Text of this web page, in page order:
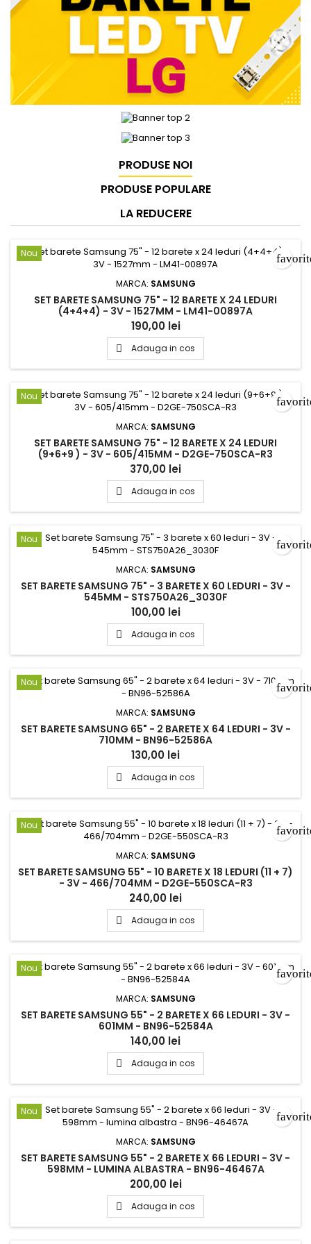
PRODUSE NOI
PRODUSE POPULARE
LA REDUCERE
Nou
MARCA: SAMSUNG
SET BARETE SAMSUNG 75" - 12 BARETE X 24 LEDURI
(4+4+4) - 3V - 1527MM - LM41-00897A
190,00 lei
 Adauga in cos
Nou
MARCA: SAMSUNG
SET BARETE SAMSUNG 75" - 12 BARETE X 24 LEDURI
(9+6+9 ) - 3V - 605/415MM - D2GE-750SCA-R3
370,00 lei
 Adauga in cos
Nou
MARCA: SAMSUNG
SET BARETE SAMSUNG 75" - 3 BARETE X 60 LEDURI - 3V -
545MM - STS750A26_3030F
100,00 lei
 Adauga in cos
Nou
MARCA: SAMSUNG
SET BARETE SAMSUNG 65" - 2 BARETE X 64 LEDURI - 3V -
710MM - BN96-52586A
130,00 lei
 Adauga in cos
Nou
MARCA: SAMSUNG
SET BARETE SAMSUNG 55" - 10 BARETE X 18 LEDURI (11 + 7)
- 3V - 466/704MM - D2GE-550SCA-R3
240,00 lei
 Adauga in cos
Nou
MARCA: SAMSUNG
SET BARETE SAMSUNG 55" - 2 BARETE X 66 LEDURI - 3V -
601MM - BN96-52584A
140,00 lei
 Adauga in cos
Nou
MARCA: SAMSUNG
SET BARETE SAMSUNG 55" - 2 BARETE X 66 LEDURI - 3V -
598MM - LUMINA ALBASTRA - BN96-46467A
200,00 lei
 Adauga in cos